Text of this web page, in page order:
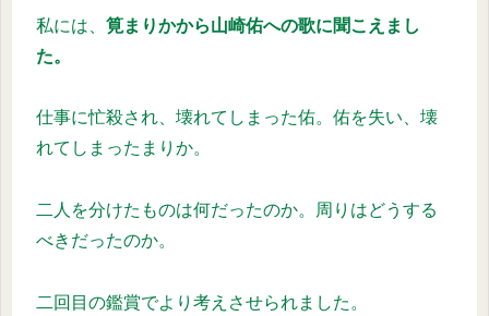
私には、 筧まりかから山崎佑への歌に聞こえまし
た。
仕事に忙殺され、壊れてしまった佑。佑を失い、壊
れてしまったまりか。
二人を分けたものは何だったのか。周りはどうする
べきだったのか。
二回目の鑑賞でより考えさせられました。